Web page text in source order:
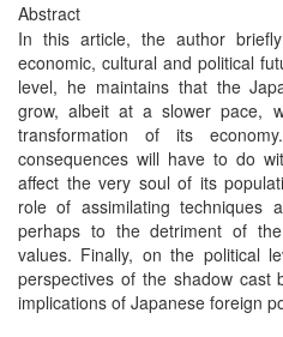
Abstract
In this article, the author
economic, cultural and political
level, he maintains that the
grow, albeit at a slower pace,
transformation of its
consequences will have to do
affect the very soul of its
role of assimilating techniques
perhaps to the detriment of
values. Finally, on the political
perspectives of the shadow cast
implications of Japanese foreign